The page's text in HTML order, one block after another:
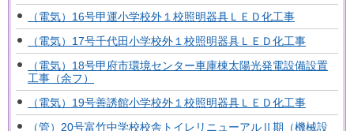
（電気）16号甲運小学校外１校照明器具ＬＥＤ化工事
（電気）17号千代田小学校外１校照明器具ＬＥＤ化工事
（電気）18号甲府市環境センター車庫棟太陽光発電設備設置
工事（余フ）
（電気）19号善誘館小学校外１校照明器具ＬＥＤ化工事
（管）20号富竹中学校校舎トイレリニューアルⅡ期（機械設